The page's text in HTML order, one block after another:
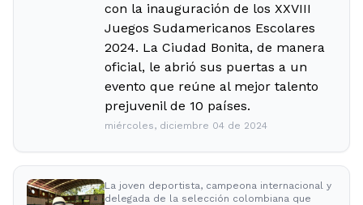
con la inauguración de los XXVIII
Juegos Sudamericanos Escolares
2024. La Ciudad Bonita, de manera
oficial, le abrió sus puertas a un
evento que reúne al mejor talento
prejuvenil de 10 países.
miércoles, diciembre 04 de 2024
La joven deportista, campeona internacional y
delegada de la selección colombiana que